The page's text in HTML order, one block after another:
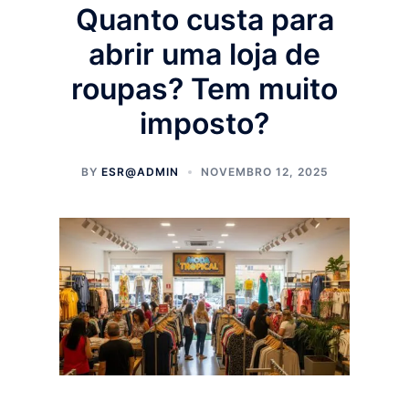
Quanto custa para
abrir uma loja de
roupas? Tem muito
imposto?
BY ESR@ADMIN NOVEMBRO 12, 2025